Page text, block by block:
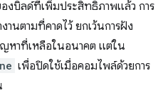
งบิลด์ที่เพิ่มประสิทธิภาพแล้ว การ
นตามที่คาดไว้ ยกเว้นการฝัง
หาที่เหลือในอนาคต แต่ใน
เพื่อปิดใช้เมื่อคอมไพล์ด้วยการ